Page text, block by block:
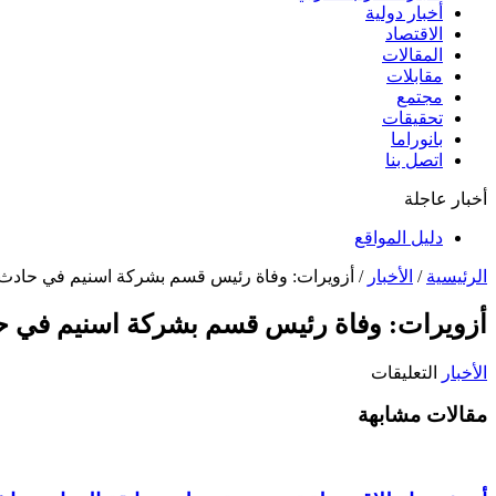
أخبار دولية
الاقتصاد
المقالات
مقابلات
مجتمع
تحقيقات
بانوراما
اتصل بنا
أخبار عاجلة
دليل المواقع
الرئيسية / الأخبار / أزويرات: وفاة رئيس قسم بشركة اسنيم في
أزويرات: وفاة رئيس قسم بشركة اسنيم
الأخبار التعليقات
وفاةمقالات مشابهة